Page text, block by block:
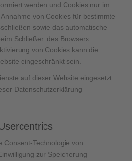
werden und Cookies nur im
von Cookies für bestimmte
sowie das automatische
Schließen des Browsers
von Cookies kann die
eingeschränkt sein.
auf dieser Website eingesetzt
Datenschutzerklärung
Consent-Technologie von
zur Speicherung